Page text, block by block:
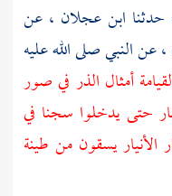
ابن عجلان ، عن
عن النبي صلى الله عليه
أمثال الذر في صور
حتى يدخلوا سجنا في
يسقون من طينة